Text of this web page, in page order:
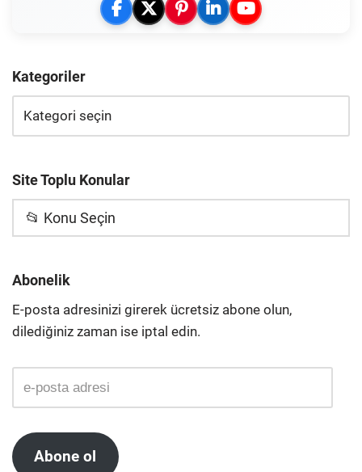
Kategoriler
Site Toplu Konular
📂 Konu Seçin
Abonelik
E-posta adresinizi girerek ücretsiz abone olun,
dilediğiniz zaman ise iptal edin.
Abone ol